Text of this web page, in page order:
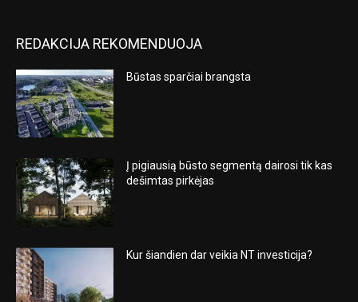
REDAKCIJA REKOMENDUOJA
Būstas sparčiai brangsta
Į pigiausią būsto segmentą dairosi tik kas
dešimtas pirkėjas
Kur šiandien dar veikia NT investicija?